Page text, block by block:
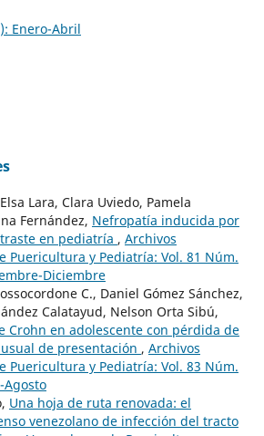
Enero-Abril
Lara, Clara Uviedo, Pamela
Fernández, Nefropatía inducida por
en pediatría , Archivos
Puericultura y Pediatría: Vol. 81 Núm.
Diciembre
C., Daniel Gómez Sánchez,
Calatayud, Nelson Orta Sibú,
Crohn en adolescente con pérdida de
de presentación , Archivos
Puericultura y Pediatría: Vol. 83 Núm.
Agosto
Una hoja de ruta renovada: el
venezolano de infección del tracto